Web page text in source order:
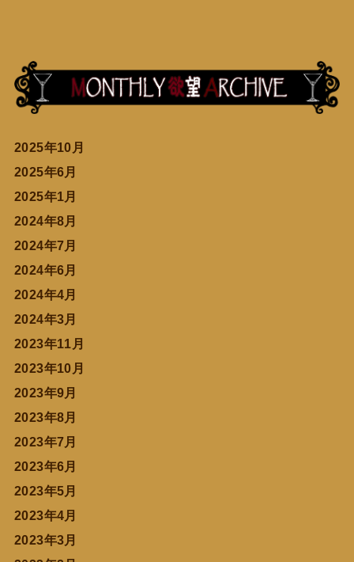
2025年10月
2025年6月
2025年1月
2024年8月
2024年7月
2024年6月
2024年4月
2024年3月
2023年11月
2023年10月
2023年9月
2023年8月
2023年7月
2023年6月
2023年5月
2023年4月
2023年3月